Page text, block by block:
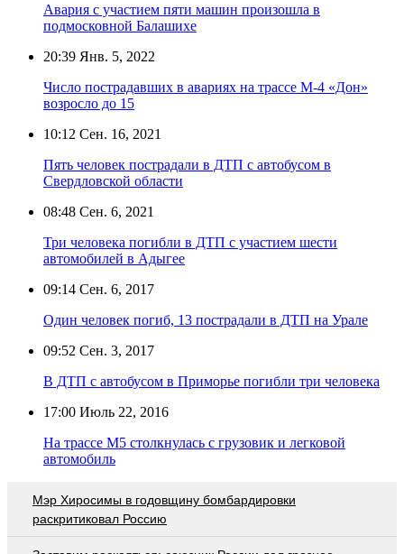
Авария с участием пяти машин произошла в
подмосковной Балашихе
20:39 Янв. 5, 2022
Число пострадавших в авариях на трассе М-4 «Дон»
возросло до 15
10:12 Сен. 16, 2021
Пять человек пострадали в ДТП с автобусом в
Свердловской области
08:48 Сен. 6, 2021
Три человека погибли в ДТП с участием шести
автомобилей в Адыгее
09:14 Сен. 6, 2017
Один человек погиб, 13 пострадали в ДТП на Урале
09:52 Сен. 3, 2017
В ДТП с автобусом в Приморье погибли три человека
17:00 Июль 22, 2016
На трассе М5 столкнулась с грузовик и легковой
автомобиль
Мэр Хиросимы в годовщину бомбардировки
раскритиковал Россию